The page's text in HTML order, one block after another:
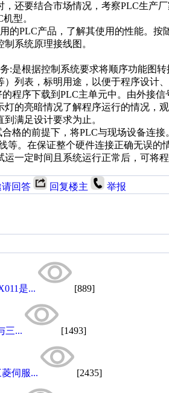
，还要结合市场情况，考察PLC生产
型。
的PLC产品，了解其使用的性能。
制系统原理接线图。
务:是根据控制系统要求将顺序功能图
）列表，标明用途，以便于程序设
的程序下载到PLC主单元中。由外接
灯的亮暗情况了解程序运行的情况，
到满足设计要求为止。
格的前提下，将PLC与现场设备连
等。在保证整个硬件连接正确无误
运一定时间且系统运行正常后，可将
请回答 回复楼主 举报
是... [889]
三... [1493]
伺服... [2435]